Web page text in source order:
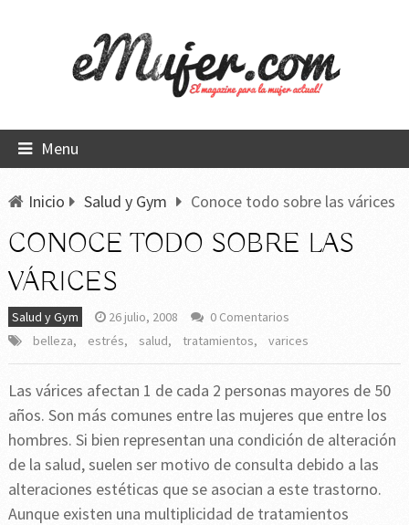
Menu
Inicio Salud y Gym Conoce todo sobre las várices
CONOCE TODO SOBRE LAS
VÁRICES
Salud y Gym 26 julio, 2008
0 Comentarios
belleza, estrés, salud, tratamientos, varices
Las várices afectan 1 de cada 2 personas mayores de 50
años. Son más comunes entre las mujeres que entre los
hombres. Si bien representan una condición de alteración
de la salud, suelen ser motivo de consulta debido a las
alteraciones estéticas que se asocian a este trastorno.
Aunque existen una multiplicidad de tratamientos